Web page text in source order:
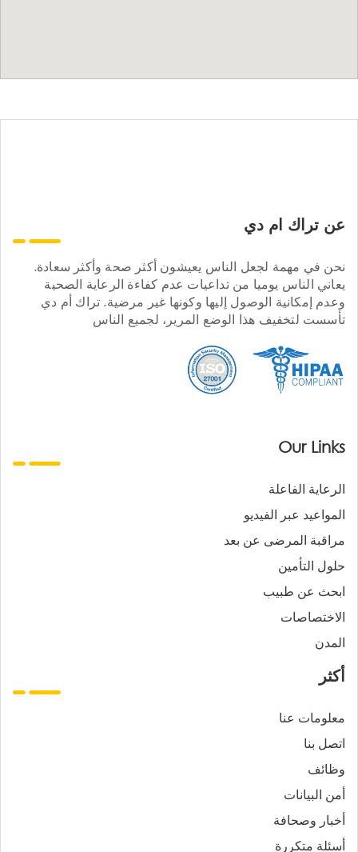
عن تراك ام دي
نحن في مهمة لجعل الناس يعيشون أكثر صحة وأكثر سعادة.
يعاني الناس يوميا من تداعيات عدم كفاءة الرعاية الصحية
وعدم إمكانية الوصول إليها وكونها غير مرضية. تراك أم دي
تأسست لتخفيف هذا الوضع المرير، لجميع الناس
Our Links
الرعاية الفاعلة
المواعيد عبر الفيديو
مراقبة المرضى عن بعد
حلول التأمين
ابحث عن طبيب
الاختصاصات
المدن
أكثر
معلومات عنا
اتصل بنا
وظائف
أمن البيانات
أخبار وصحافة
أسئلة متكررة